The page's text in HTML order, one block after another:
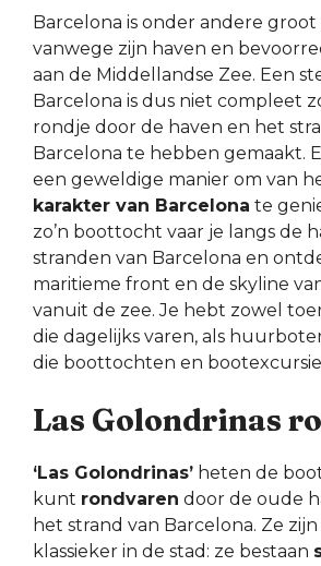
Barcelona is onder andere
vanwege zijn haven en
aan de Middellandse Zee. Een
Barcelona is dus niet compleet
rondje door de haven en het
Barcelona te hebben gemaakt.
een geweldige manier om van
karakter van Barcelona te
zo’n boottocht vaar je langs de
stranden van Barcelona en
maritieme front en de skyline
vanuit de zee. Je hebt zowel
die dagelijks varen, als
die boottochten en
Las Golondrinas
‘Las Golondrinas’ heten de
kunt rondvaren door de oude
het strand van Barcelona. Ze
klassieker in de stad: ze bestaan